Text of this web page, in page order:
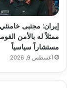
إيران: مجتبى
ممثلاً له بالأمن
مستشاراً سياسياً
أغسطس 9, 2026